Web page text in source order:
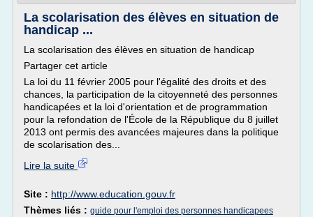
La scolarisation des élèves en situation de
handicap ...
La scolarisation des élèves en situation de handicap
Partager cet article
La loi du 11 février 2005 pour l'égalité des droits et des
chances, la participation de la citoyenneté des personnes
handicapées et la loi d'orientation et de programmation
pour la refondation de l'École de la République du 8 juillet
2013 ont permis des avancées majeures dans la politique
de scolarisation des...
Lire la suite
Site : http://www.education.gouv.fr
Thèmes liés : guide pour l'emploi des personnes handicapees